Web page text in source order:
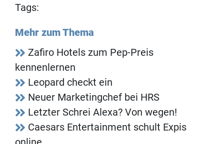
Tags:
Mehr zum Thema
Zafiro Hotels zum Pep-Preis
kennenlernen
Leopard checkt ein
Neuer Marketingchef bei HRS
Letzter Schrei Alexa? Von wegen!
Caesars Entertainment schult Expis